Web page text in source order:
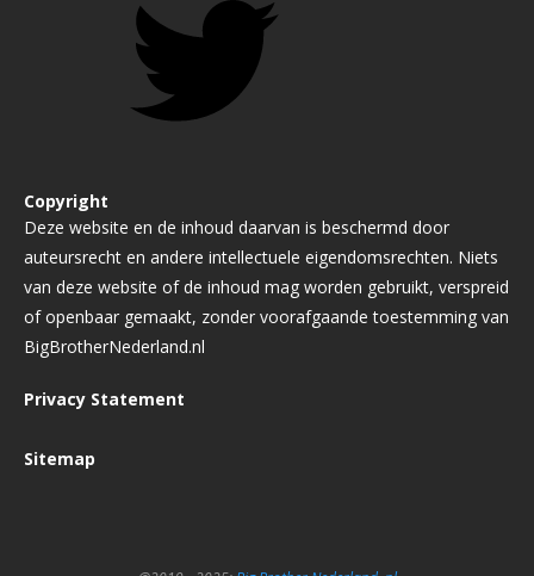
Copyright
Deze website en de inhoud daarvan is beschermd door
auteursrecht en andere intellectuele eigendomsrechten. Niets
van deze website of de inhoud mag worden gebruikt, verspreid
of openbaar gemaakt, zonder voorafgaande toestemming van
BigBrotherNederland.nl
Privacy Statement
Sitemap